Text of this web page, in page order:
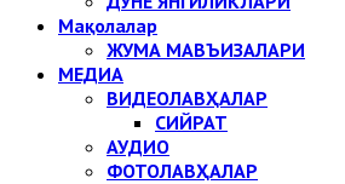
Мақолалар
ЖУМА МАВЪИЗАЛАРИ
МЕДИА
ВИДЕОЛАВҲАЛАР
СИЙРАТ
АУДИО
ФОТОЛАВҲАЛАР